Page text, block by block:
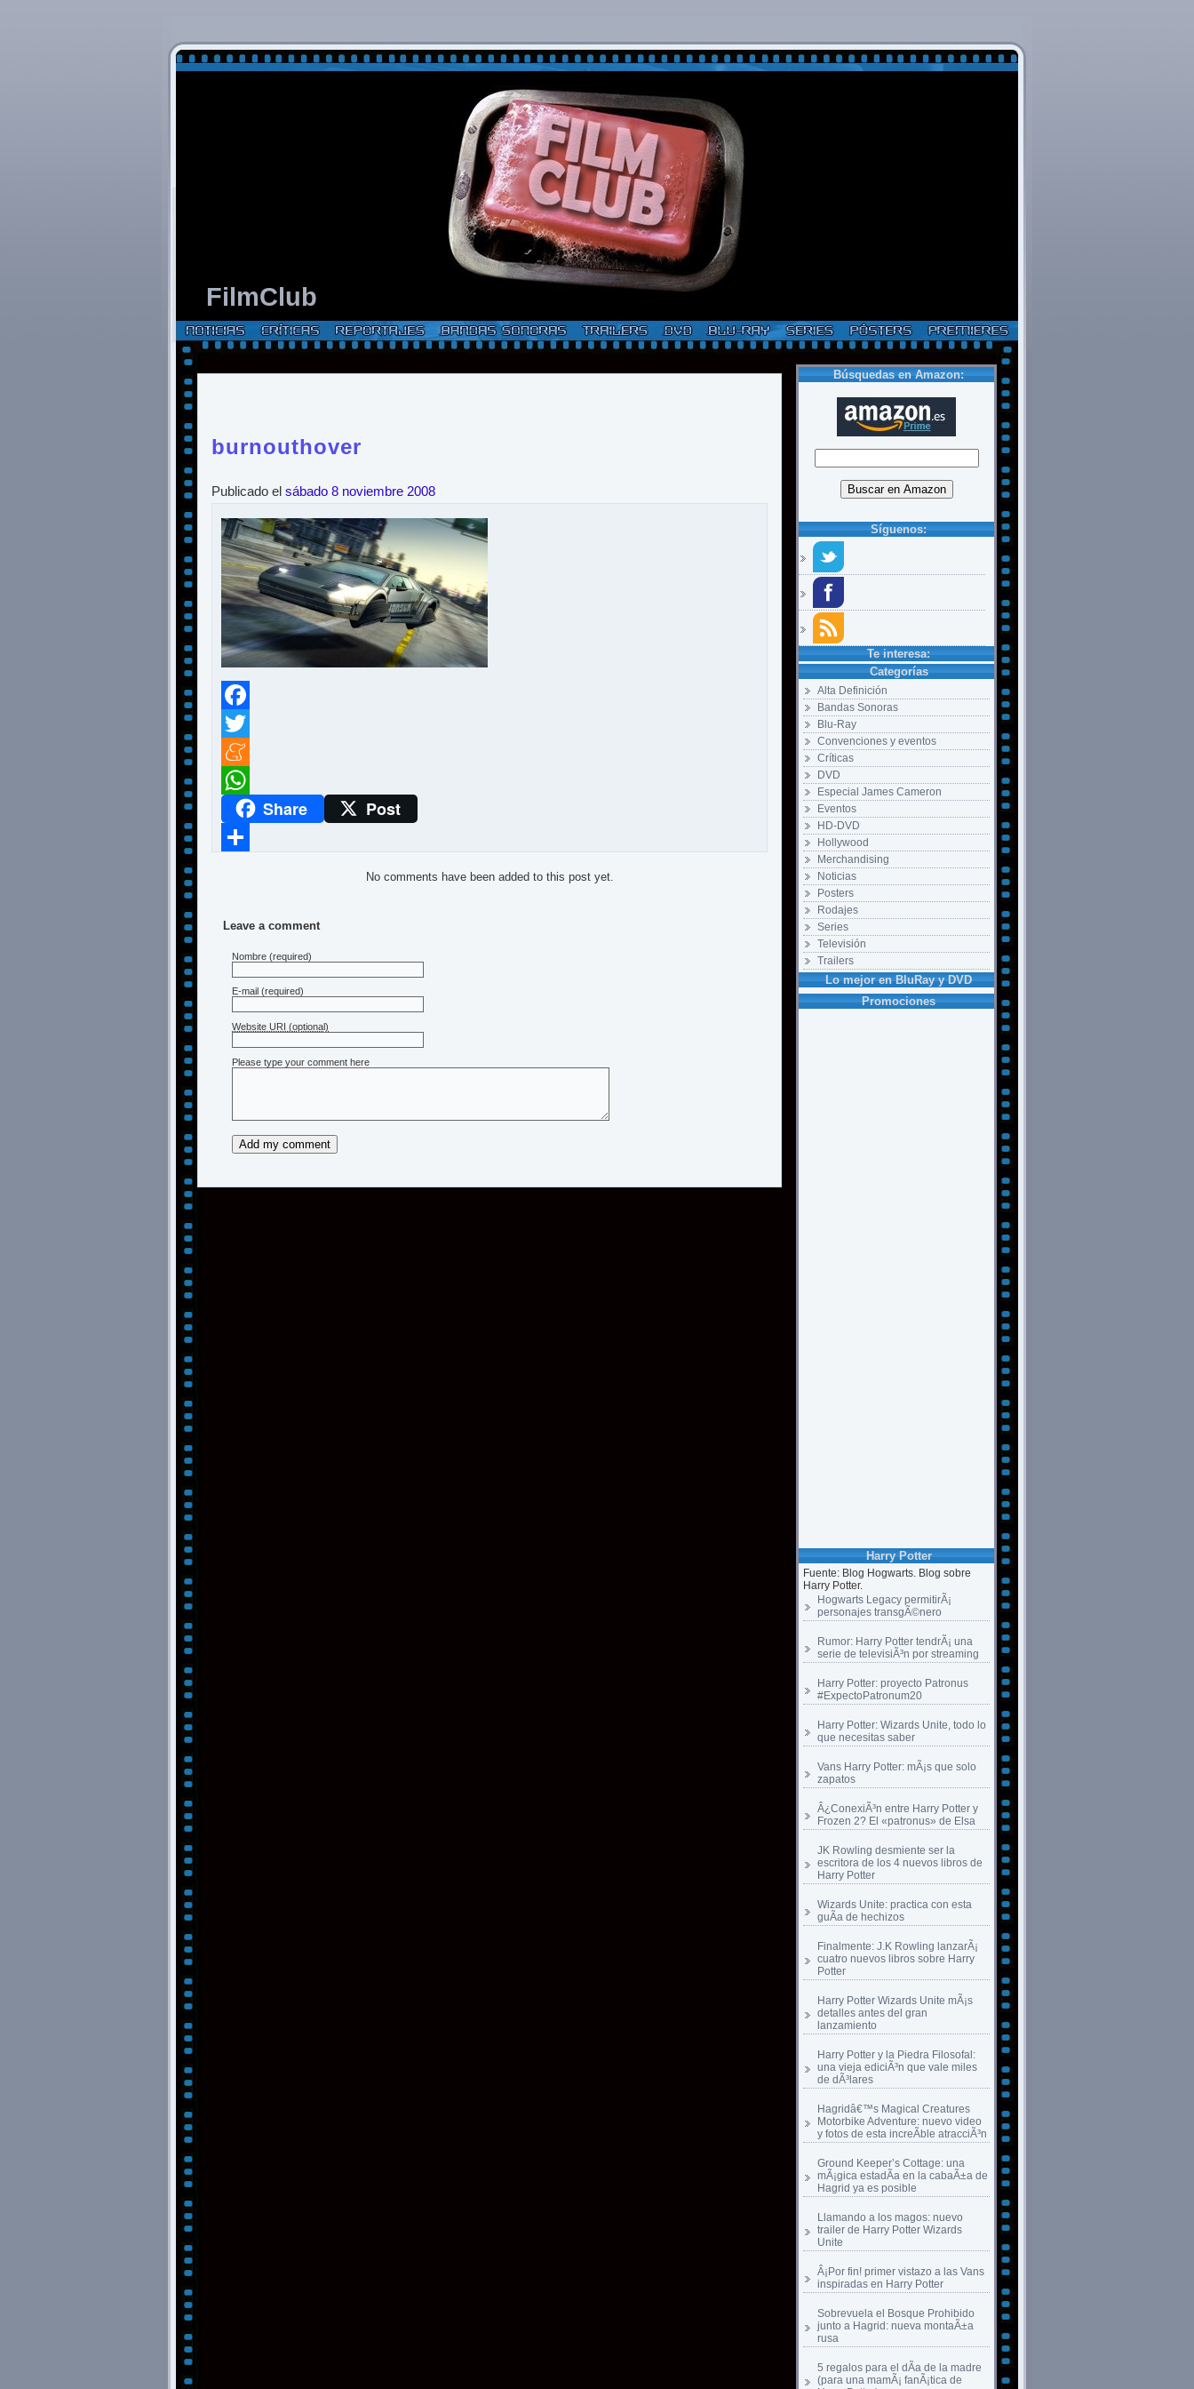
FilmClub
Búsquedas en Amazon:
Síguenos:
Te interesa:
Categorías
Alta Definición
Bandas Sonoras
Blu-Ray
Convenciones y eventos
Críticas
DVD
Especial James Cameron
Eventos
HD-DVD
Hollywood
Merchandising
Noticias
Posters
Rodajes
Series
Televisión
Trailers
Lo mejor en BluRay y DVD
Promociones
Harry Potter
Fuente: Blog Hogwarts. Blog sobre
Harry Potter.
Hogwarts Legacy permitirÃ¡
personajes transgÃ©nero
Rumor: Harry Potter tendrÃ¡ una
serie de televisiÃ³n por streaming
Harry Potter: proyecto Patronus
#ExpectoPatronum20
Harry Potter: Wizards Unite, todo lo
que necesitas saber
Vans Harry Potter: mÃ¡s que solo
zapatos
Â¿ConexiÃ³n entre Harry Potter y
Frozen 2? El «patronus» de Elsa
JK Rowling desmiente ser la
escritora de los 4 nuevos libros de
Harry Potter
Wizards Unite: practica con esta
guÃ­a de hechizos
Finalmente: J.K Rowling lanzarÃ¡
cuatro nuevos libros sobre Harry
Potter
Harry Potter Wizards Unite mÃ¡s
detalles antes del gran
lanzamiento
Harry Potter y la Piedra Filosofal:
una vieja ediciÃ³n que vale miles
de dÃ³lares
Hagridâ€™s Magical Creatures
Motorbike Adventure: nuevo video
y fotos de esta increÃ­ble atracciÃ³n
Ground Keeper’s Cottage: una
mÃ¡gica estadÃ­a en la cabaÃ±a de
Hagrid ya es posible
Llamando a los magos: nuevo
trailer de Harry Potter Wizards
Unite
Â¡Por fin! primer vistazo a las Vans
inspiradas en Harry Potter
Sobrevuela el Bosque Prohibido
junto a Hagrid: nueva montaÃ±a
rusa
5 regalos para el dÃ­a de la madre
(para una mamÃ¡ fanÃ¡tica de
burnouthover
Publicado el sábado 8 noviembre 2008
Facebook
Twitter
Meneame
WhatsAppShare Post
No comments have been added to this post yet.
Leave a comment
Nombre (required)
E-mail (required)
Website URI (optional)
Please type your comment here